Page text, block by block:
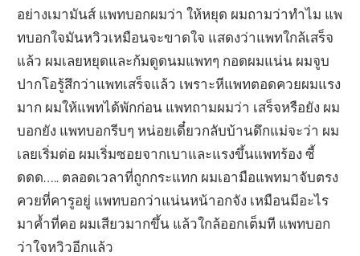
อย่างเมามันส์ แพทบอกผมว่า ให้หยุด ผมถามว่าทำไม แพ
ทบอกใจมันหวิวเหมือนจะขาดใจ แสดงว่าแพทใกล้เสร็จ
แล้ว ผมเลยหยุดและก้มดูดนมแพทๆ กอดผมแน่น ผมจูบ
ปากโอรู้สึกว่าแพทเสร็จแล้ว เพราะหีแพทตอดควยผมแรง
มาก ผมให้แพทได้พักก่อน แพทถามผมว่า เสร็จหรือยัง ผม
บอกยัง แพทบอกรีบๆ หน่อยเดี๋ยวกลับบ้านดึกแม่จะว่า ผม
เลยเริ่มต่อ ผมเริ่มซอยจากเบาและแรงขึ้นแพทร้อง ซี้
ดดด….. ตลอดเวลาที่ถูกกระแทก ผมเอามือแพทมาจับตรง
ควยที่คารูอยู่ แพทบอกว่าแน่นหน้าอกจัง เหมือนมีอะไร
มาค้ำที่คอ ผมเสียวมากขึ้น แล้วใกล้ออกเต็มที แพทบอก
ว่าใจหวิวอีกแล้ว